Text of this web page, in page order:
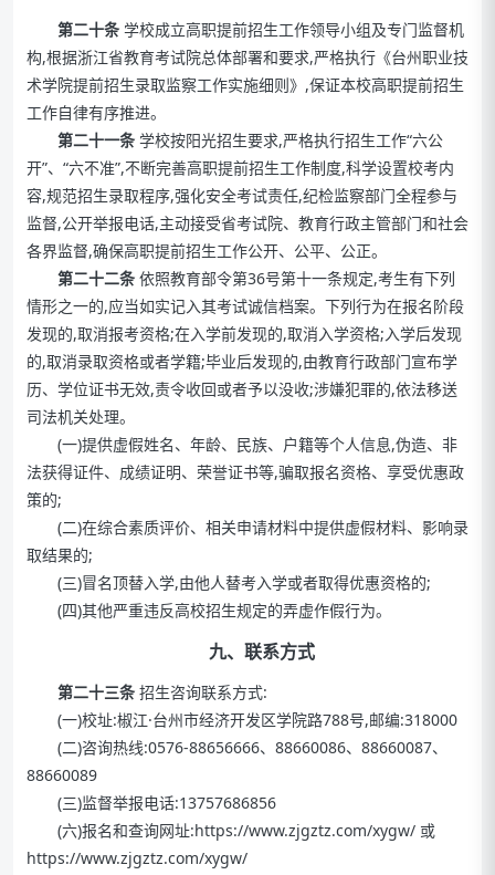
第二十条 学校成立高职提前招生工作领导小组及专门监督机
构,根据浙江省教育考试院总体部署和要求,严格执行《台州职业技
术学院提前招生录取监察工作实施细则》,保证本校高职提前招生
工作自律有序推进。
第二十一条 学校按阳光招生要求,严格执行招生工作“六公
开”、“六不准”,不断完善高职提前招生工作制度,科学设置校考内
容,规范招生录取程序,强化安全考试责任,纪检监察部门全程参与
监督,公开举报电话,主动接受省考试院、教育行政主管部门和社会
各界监督,确保高职提前招生工作公开、公平、公正。
第二十二条 依照教育部令第36号第十一条规定,考生有下列
情形之一的,应当如实记入其考试诚信档案。下列行为在报名阶段
发现的,取消报考资格;在入学前发现的,取消入学资格;入学后发现
的,取消录取资格或者学籍;毕业后发现的,由教育行政部门宣布学
历、学位证书无效,责令收回或者予以没收;涉嫌犯罪的,依法移送
司法机关处理。
(一)提供虚假姓名、年龄、民族、户籍等个人信息,伪造、非
法获得证件、成绩证明、荣誉证书等,骗取报名资格、享受优惠政
策的;
(二)在综合素质评价、相关申请材料中提供虚假材料、影响录
取结果的;
(三)冒名顶替入学,由他人替考入学或者取得优惠资格的;
(四)其他严重违反高校招生规定的弄虚作假行为。
九、联系方式
第二十三条 招生咨询联系方式:
(一)校址:椒江·台州市经济开发区学院路788号,邮编:318000
(二)咨询热线:0576-88656666、88660086、88660087、
88660089
(三)监督举报电话:13757686856
(六)报名和查询网址:https://www.zjgztz.com/xygw/ 或
https://www.zjgztz.com/xygw/